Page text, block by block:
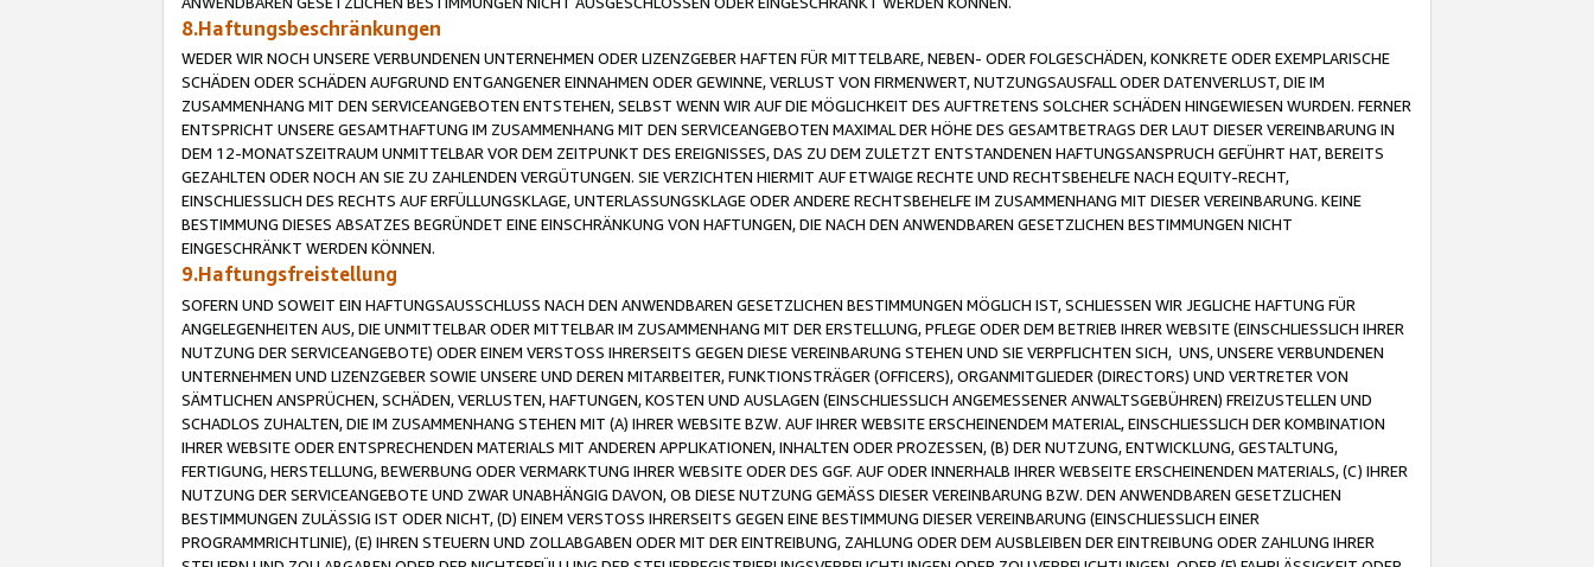
8.Haftungsbeschränkungen
WEDER WIR NOCH UNSERE VERBUNDENEN UNTERNEHMEN ODER LIZENZGEBER HAFTEN FÜR MITTELBARE, NEBEN- ODER FOLGESCHÄDEN, KONKRETE ODER EXEMPLARISCHE
SCHÄDEN ODER SCHÄDEN AUFGRUND ENTGANGENER EINNAHMEN ODER GEWINNE, VERLUST VON FIRMENWERT, NUTZUNGSAUSFALL ODER DATENVERLUST, DIE IM
ZUSAMMENHANG MIT DEN SERVICEANGEBOTEN ENTSTEHEN, SELBST WENN WIR AUF DIE MÖGLICHKEIT DES AUFTRETENS SOLCHER SCHÄDEN HINGEWIESEN WURDEN. FERNER
ENTSPRICHT UNSERE GESAMTHAFTUNG IM ZUSAMMENHANG MIT DEN SERVICEANGEBOTEN MAXIMAL DER HÖHE DES GESAMTBETRAGS DER LAUT DIESER VEREINBARUNG IN
DEM 12-MONATSZEITRAUM UNMITTELBAR VOR DEM ZEITPUNKT DES EREIGNISSES, DAS ZU DEM ZULETZT ENTSTANDENEN HAFTUNGSANSPRUCH GEFÜHRT HAT, BEREITS
GEZAHLTEN ODER NOCH AN SIE ZU ZAHLENDEN VERGÜTUNGEN. SIE VERZICHTEN HIERMIT AUF ETWAIGE RECHTE UND RECHTSBEHELFE NACH EQUITY-RECHT,
EINSCHLIESSLICH DES RECHTS AUF ERFÜLLUNGSKLAGE, UNTERLASSUNGSKLAGE ODER ANDERE RECHTSBEHELFE IM ZUSAMMENHANG MIT DIESER VEREINBARUNG. KEINE
BESTIMMUNG DIESES ABSATZES BEGRÜNDET EINE EINSCHRÄNKUNG VON HAFTUNGEN, DIE NACH DEN ANWENDBAREN GESETZLICHEN BESTIMMUNGEN NICHT
EINGESCHRÄNKT WERDEN KÖNNEN.
9.Haftungsfreistellung
SOFERN UND SOWEIT EIN HAFTUNGSAUSSCHLUSS NACH DEN ANWENDBAREN GESETZLICHEN BESTIMMUNGEN MÖGLICH IST, SCHLIESSEN WIR JEGLICHE HAFTUNG FÜR
ANGELEGENHEITEN AUS, DIE UNMITTELBAR ODER MITTELBAR IM ZUSAMMENHANG MIT DER ERSTELLUNG, PFLEGE ODER DEM BETRIEB IHRER WEBSITE (EINSCHLIESSLICH IHRER
NUTZUNG DER SERVICEANGEBOTE) ODER EINEM VERSTOSS IHRERSEITS GEGEN DIESE VEREINBARUNG STEHEN UND SIE VERPFLICHTEN SICH, UNS, UNSERE VERBUNDENEN
UNTERNEHMEN UND LIZENZGEBER SOWIE UNSERE UND DEREN MITARBEITER, FUNKTIONSTRÄGER (OFFICERS), ORGANMITGLIEDER (DIRECTORS) UND VERTRETER VON
SÄMTLICHEN ANSPRÜCHEN, SCHÄDEN, VERLUSTEN, HAFTUNGEN, KOSTEN UND AUSLAGEN (EINSCHLIESSLICH ANGEMESSENER ANWALTSGEBÜHREN) FREIZUSTELLEN UND
SCHADLOS ZUHALTEN, DIE IM ZUSAMMENHANG STEHEN MIT (A) IHRER WEBSITE BZW. AUF IHRER WEBSITE ERSCHEINENDEM MATERIAL, EINSCHLIESSLICH DER KOMBINATION
IHRER WEBSITE ODER ENTSPRECHENDEN MATERIALS MIT ANDEREN APPLIKATIONEN, INHALTEN ODER PROZESSEN, (B) DER NUTZUNG, ENTWICKLUNG, GESTALTUNG,
FERTIGUNG, HERSTELLUNG, BEWERBUNG ODER VERMARKTUNG IHRER WEBSITE ODER DES GGF. AUF ODER INNERHALB IHRER WEBSEITE ERSCHEINENDEN MATERIALS, (C) IHRER
NUTZUNG DER SERVICEANGEBOTE UND ZWAR UNABHÄNGIG DAVON, OB DIESE NUTZUNG GEMÄSS DIESER VEREINBARUNG BZW. DEN ANWENDBAREN GESETZLICHEN
BESTIMMUNGEN ZULÄSSIG IST ODER NICHT, (D) EINEM VERSTOSS IHRERSEITS GEGEN EINE BESTIMMUNG DIESER VEREINBARUNG (EINSCHLIESSLICH EINER
PROGRAMMRICHTLINIE), (E) IHREN STEUERN UND ZOLLABGABEN ODER MIT DER EINTREIBUNG, ZAHLUNG ODER DEM AUSBLEIBEN DER EINTREIBUNG ODER ZAHLUNG IHRER